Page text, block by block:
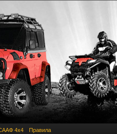
4х4 Правила